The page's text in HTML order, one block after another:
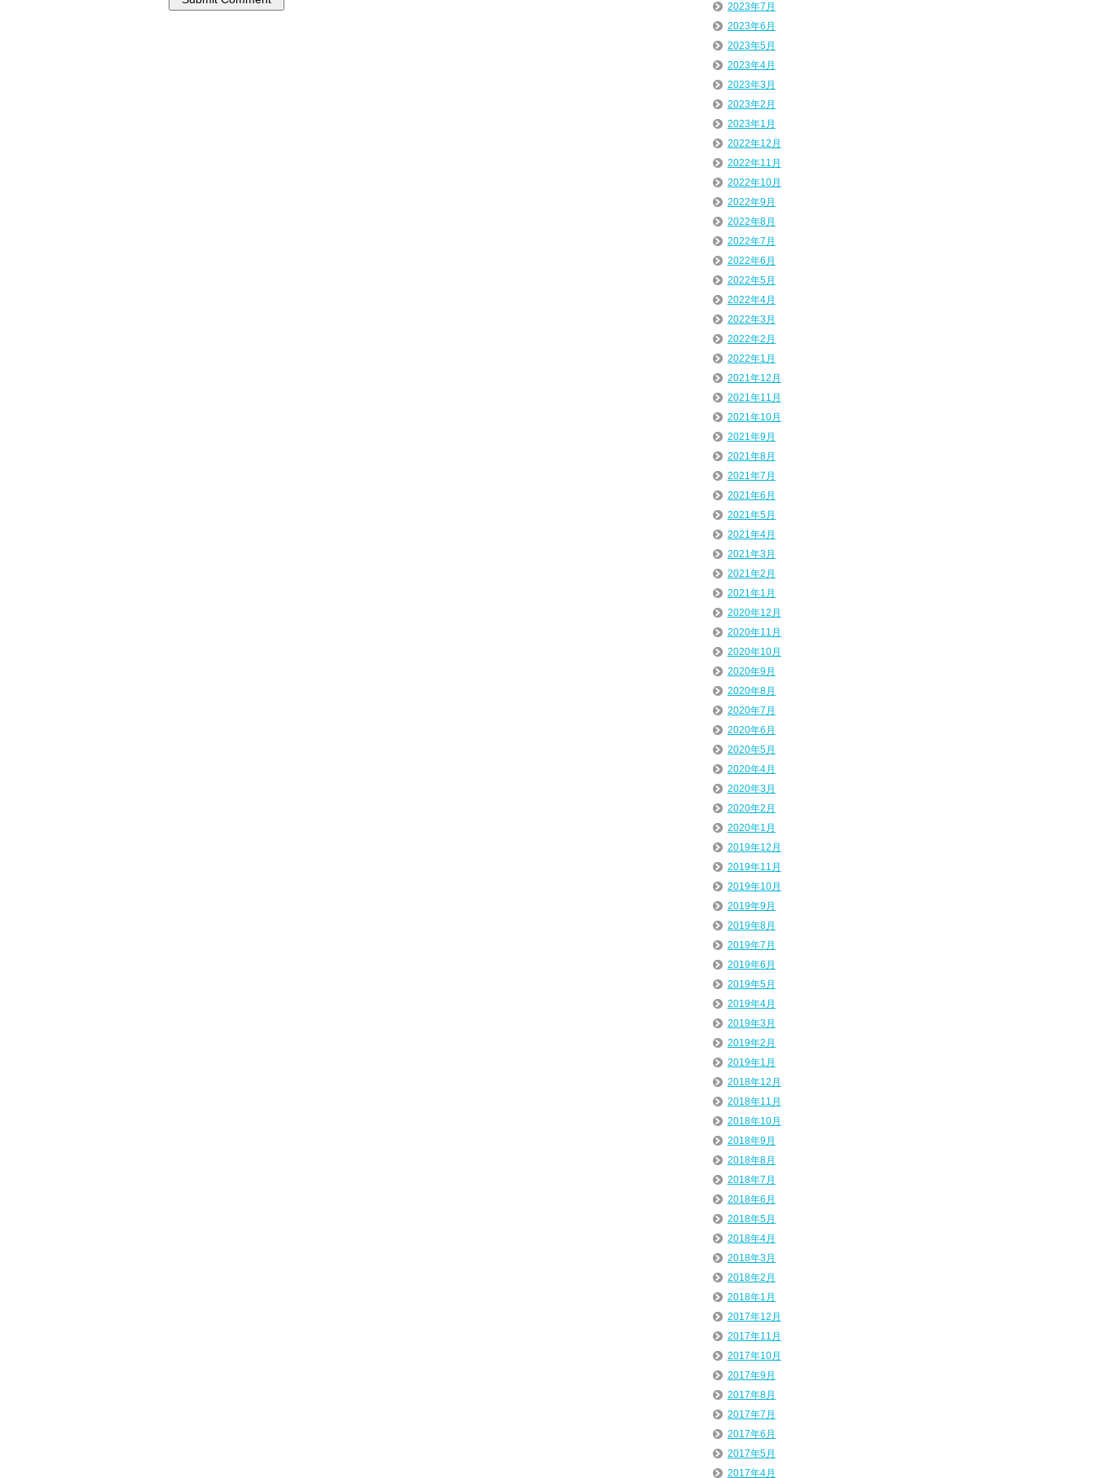
2023年7月
2023年6月
2023年5月
2023年4月
2023年3月
2023年2月
2023年1月
2022年12月
2022年11月
2022年10月
2022年9月
2022年8月
2022年7月
2022年6月
2022年5月
2022年4月
2022年3月
2022年2月
2022年1月
2021年12月
2021年11月
2021年10月
2021年9月
2021年8月
2021年7月
2021年6月
2021年5月
2021年4月
2021年3月
2021年2月
2021年1月
2020年12月
2020年11月
2020年10月
2020年9月
2020年8月
2020年7月
2020年6月
2020年5月
2020年4月
2020年3月
2020年2月
2020年1月
2019年12月
2019年11月
2019年10月
2019年9月
2019年8月
2019年7月
2019年6月
2019年5月
2019年4月
2019年3月
2019年2月
2019年1月
2018年12月
2018年11月
2018年10月
2018年9月
2018年8月
2018年7月
2018年6月
2018年5月
2018年4月
2018年3月
2018年2月
2018年1月
2017年12月
2017年11月
2017年10月
2017年9月
2017年8月
2017年7月
2017年6月
2017年5月
2017年4月